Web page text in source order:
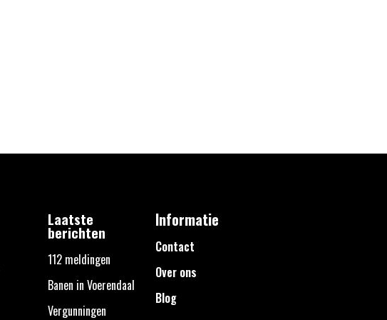
Laatste
berichten
112 meldingen
Banen in Voerendaal
Vergunningen
Informatie
Contact
Over ons
Blog